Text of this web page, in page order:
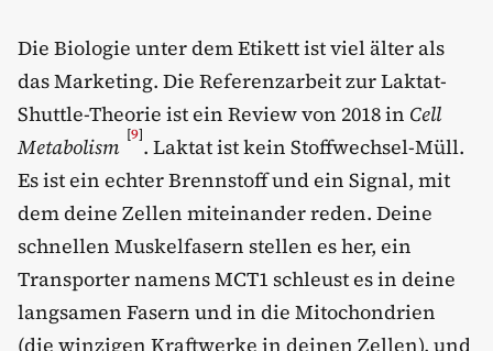
Die Biologie unter dem Etikett ist viel älter als
das Marketing. Die Referenzarbeit zur Laktat-
Shuttle-Theorie ist ein Review von 2018 in Cell
Metabolism [9]. Laktat ist kein Stoffwechsel-Müll.
Es ist ein echter Brennstoff und ein Signal, mit
dem deine Zellen miteinander reden. Deine
schnellen Muskelfasern stellen es her, ein
Transporter namens MCT1 schleust es in deine
langsamen Fasern und in die Mitochondrien
(die winzigen Kraftwerke in deinen Zellen), und